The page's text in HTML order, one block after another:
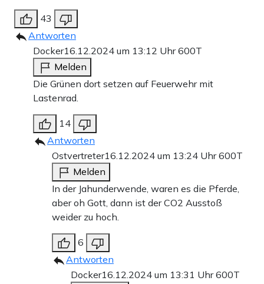
43
Antworten
Docker16.12.2024 um 13:12 Uhr600T
Melden
Die Grünen dort setzen auf Feuerwehr mit
Lastenrad.
14
Antworten
Ostvertreter16.12.2024 um 13:24 Uhr600T
Melden
In der Jahunderwende, waren es die Pferde,
aber oh Gott, dann ist der CO2 Ausstoß
weider zu hoch.
6
Antworten
Docker16.12.2024 um 13:31 Uhr600T